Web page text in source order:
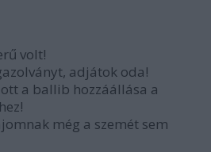
volt!
adjátok oda!
a ballib hozzáállása a
még a szemét sem